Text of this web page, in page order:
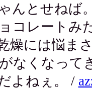
んとせねば
コレート
燥には悩ま
なくなって
よねぇ。 /